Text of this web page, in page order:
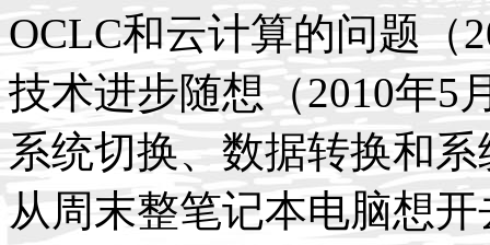
OCLC和云计算的问题（
技术进步随想（2010年5
系统切换、数据转换和
从周末整笔记本电脑想